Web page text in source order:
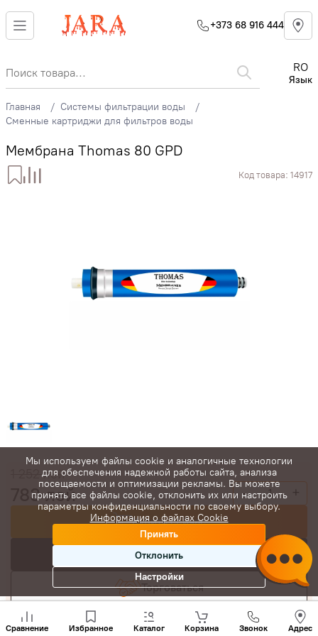
+373 68 916 444
RO
Язык
Главная
Системы фильтрации воды
Сменные картриджи для фильтров воды
Мембрана Thomas 80 GPD
Код товара: 14917
лей
783лей - +
Купить сейчас
В корзину
Торговаться
Сравнение Избранное Каталог Корзина Звонок Адрес
нам
+(373)
Мы используем файлы cookie и аналогичные технологии
для обеспечения надежной работы сайта, анализа
посещаемости и оптимизации рекламы. Вы можете
принять все файлы cookie, отклонить их или настроить
параметры конфиденциальности по своему выбору.
Информация о файлах Cookie
Принять
Отклонить
Настройки